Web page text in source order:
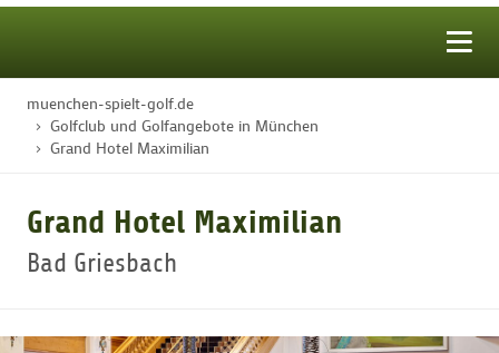
STARTSEITE
GOLFTURNIERE
muenchen-spielt-golf.de
Golfclub und Golfangebote in München
Grand Hotel Maximilian
Grand Hotel Maximilian
Bad Griesbach